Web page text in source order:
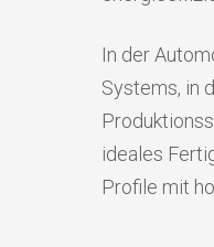
In der
Systems, in
ideales
Profile mit